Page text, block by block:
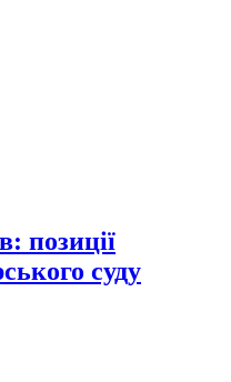
позиції
суду